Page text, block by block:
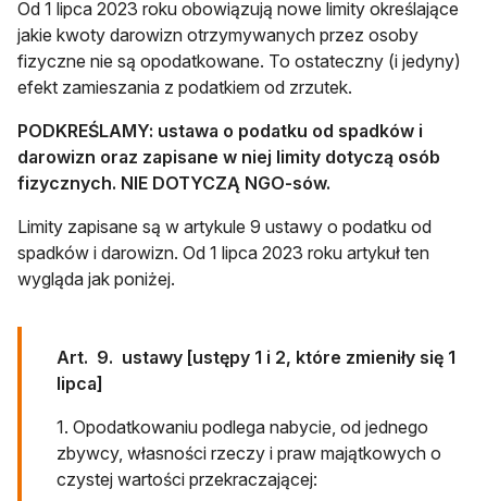
Od 1 lipca 2023 roku obowiązują nowe limity określające
jakie kwoty darowizn otrzymywanych przez osoby
fizyczne nie są opodatkowane. To ostateczny (i jedyny)
efekt zamieszania z podatkiem od zrzutek.
PODKREŚLAMY: ustawa o podatku od spadków i
darowizn oraz zapisane w niej limity dotyczą osób
fizycznych. NIE DOTYCZĄ NGO-sów.
Limity zapisane są w artykule 9 ustawy o podatku od
spadków i darowizn. Od 1 lipca 2023 roku artykuł ten
wygląda jak poniżej.
Art. 9. ustawy [ustępy 1 i 2, które zmieniły się 1
lipca]
1. Opodatkowaniu podlega nabycie, od jednego
zbywcy, własności rzeczy i praw majątkowych o
czystej wartości przekraczającej: